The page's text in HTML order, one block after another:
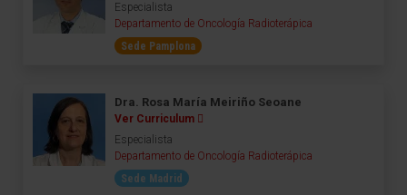
Especialista
Departamento de Oncología Radioterápica
Sede Pamplona
Dra. Rosa María Meiriño Seoane
Ver Curriculum
Especialista
Departamento de Oncología Radioterápica
Sede Madrid